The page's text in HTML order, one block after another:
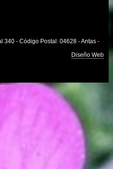
340 - Código Postal: 04628 - Antas -
Diseño Web